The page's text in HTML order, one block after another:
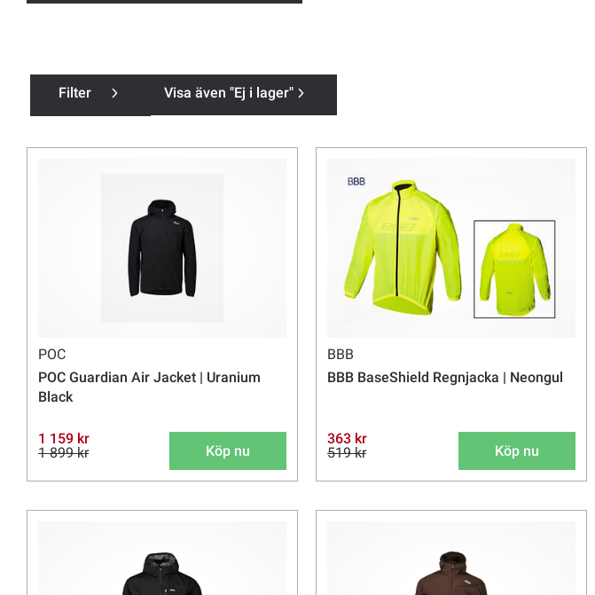
Filter Visa även "Ej i lager"
POC
POC Guardian Air Jacket | Uranium
Black
1 159 kr
1 899 kr
Köp nu
BBB
BBB BaseShield Regnjacka | Neongul
363 kr
519 kr
Köp nu